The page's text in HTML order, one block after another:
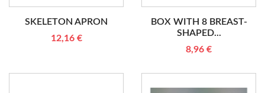
SKELETON APRON
12,16 €
BOX WITH 8 BREAST-
SHAPED...
8,96 €